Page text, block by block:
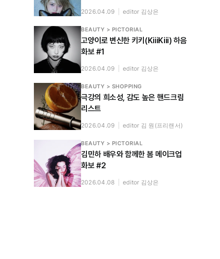
2026.04.09 editor 김상은
BEAUTY > PICTORIAL
고양이로 변신한 키키(KiiiKiii) 하음
화보 #1
2026.04.09 editor 김상은
BEAUTY > SHOPPING
극강의 희소성, 감도 높은 핸드크림
리스트
2026.04.09 editor 김 원(프리랜서)
BEAUTY > PICTORIAL
김민하 배우와 함께한 봄 메이크업
화보 #2
2026.04.08 editor 김상은